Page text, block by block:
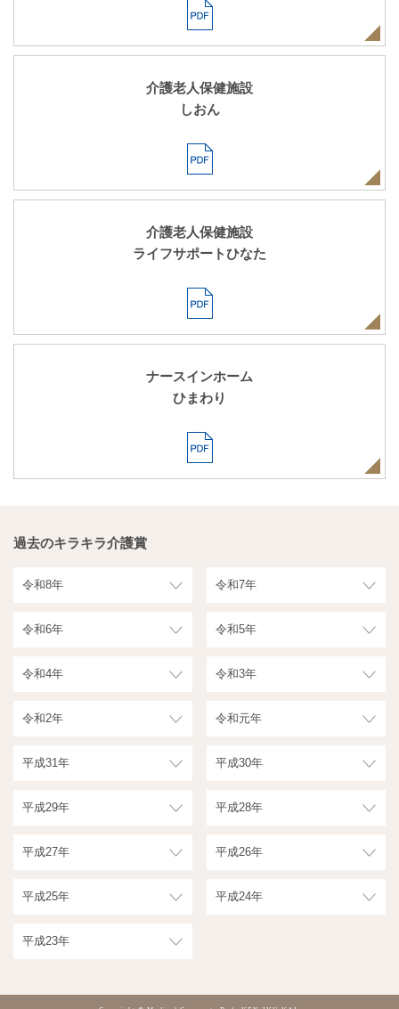
介護老人保健施設
しおん
介護老人保健施設
ライフサポートひなた
ナースインホーム
ひまわり
過去のキラキラ介護賞